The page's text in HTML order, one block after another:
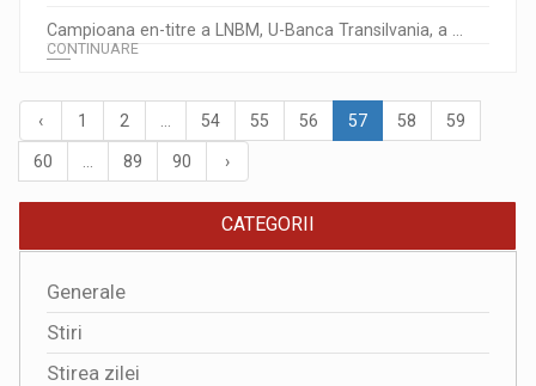
Campioana en-titre a LNBM, U-Banca Transilvania, a ...
CONTINUARE
‹ 1 2 54 55 56 57 58 59
60 89 90 ›
CATEGORII
Generale
Stiri
Stirea zilei